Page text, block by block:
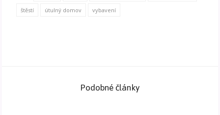
štěstí útulný domov vybavení
Podobné články